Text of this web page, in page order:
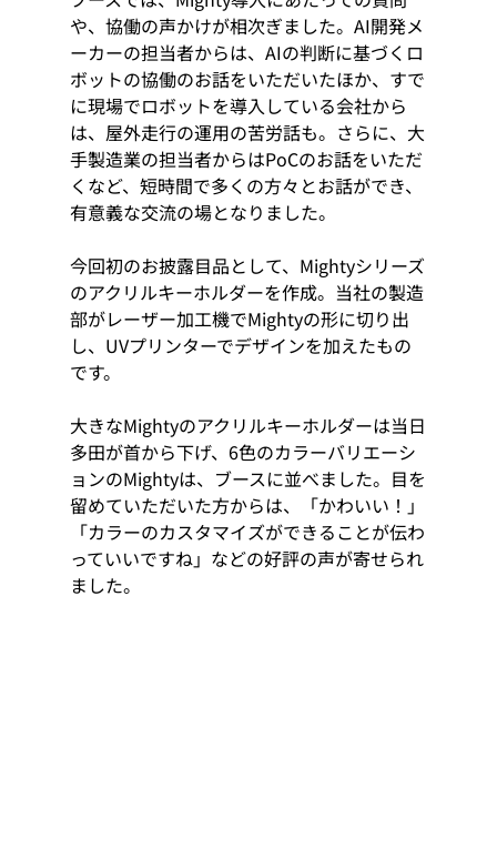
や、協働の声かけが相次ぎました。AI開発メ
ーカーの担当者からは、AIの判断に基づくロ
ボットの協働のお話をいただいたほか、すで
に現場でロボットを導入している会社から
は、屋外走行の運用の苦労話も。さらに、大
手製造業の担当者からはPoCのお話をいただ
くなど、短時間で多くの方々とお話ができ、
有意義な交流の場となりました。
今回初のお披露目品として、Mightyシリーズ
のアクリルキーホルダーを作成。当社の製造
部がレーザー加工機でMightyの形に切り出
し、UVプリンターでデザインを加えたもの
です。
大きなMightyのアクリルキーホルダーは当日
多田が首から下げ、6色のカラーバリエーシ
ョンのMightyは、ブースに並べました。目を
留めていただいた方からは、「かわいい！」
「カラーのカスタマイズができることが伝わ
っていいですね」などの好評の声が寄せられ
ました。